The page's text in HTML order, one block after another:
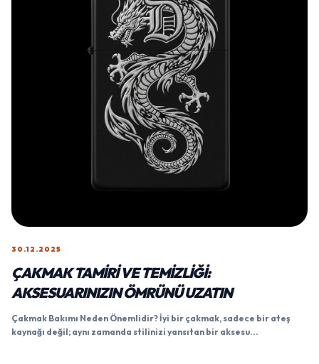
30.12.2025
ÇAKMAK TAMIRI VE TEMIZLIĞI:
AKSESUARINIZIN ÖMRÜNÜ UZATIN
Çakmak Bakımı Neden Önemlidir? İyi bir çakmak, sadece bir ateş
kaynağı değil; aynı zamanda stilinizi yansıtan bir aksesu...